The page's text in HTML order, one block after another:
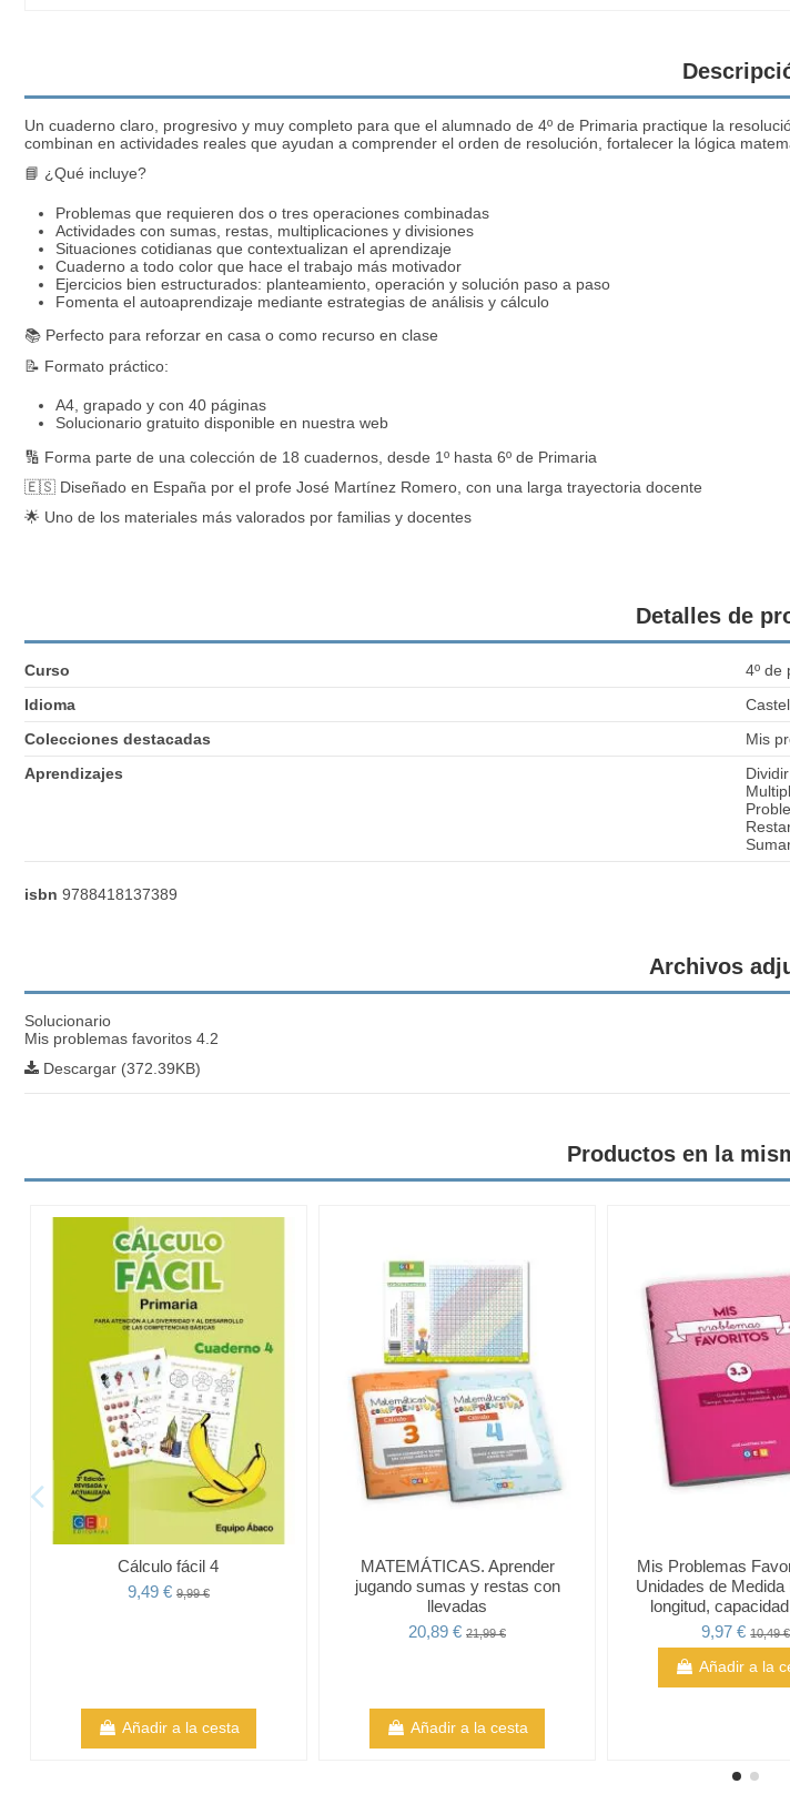
Un cuaderno claro, progresivo y muy completo para que el alumnado de 4º de Primaria practique la
combinan en actividades reales que ayudan a comprender el orden de resolución, fortalecer la lógica
📘 ¿Qué incluye?
Problemas que requieren dos o tres operaciones combinadas
Actividades con sumas, restas, multiplicaciones y divisiones
Situaciones cotidianas que contextualizan el aprendizaje
Cuaderno a todo color que hace el trabajo más motivador
Ejercicios bien estructurados: planteamiento, operación y solución paso a paso
Fomenta el autoaprendizaje mediante estrategias de análisis y cálculo
📚 Perfecto para reforzar en casa o como recurso en clase
📝 Formato práctico:
A4, grapado y con 40 páginas
Solucionario gratuito disponible en nuestra web
🔢 Forma parte de una colección de 18 cuadernos, desde 1º hasta 6º de Primaria
🇪🇸 Diseñado en España por el profe José Martínez Romero, con una larga trayectoria docente
🌟 Uno de los materiales más valorados por familias y docentes
Detalles de
Curso
4º de
Idioma
Colecciones destacadas
Mis
Aprendizajes
Dividir
isbn 9788418137389
Archivos
Solucionario
Mis problemas favoritos 4.2
Descargar (372.39KB)
Productos en la
Cálculo fácil 4
9,49 € 9,99 €
Añadir a la cesta
MATEMÁTICAS. Aprender
jugando sumas y restas con
llevadas
20,89 € 21,99 €
Añadir a la cesta
Mis Problemas
Unidades de Medida
longitud,
9,97 €10,49 €
Añadir a la